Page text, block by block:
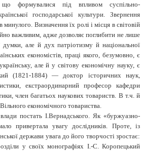
що формувалися під впливом суспільно-
господарської культури. Звернення
минулого. Визначення їх ролі і місця в світовій
важливим, адже дозволяє поглибити не лише
думки, але й дух патріотизму й національної
економістів, праці якого, безумовно, є
але й у світову економічну науку, є
(1821-1884) — доктор історичних наук,
екстраординарний професор кафедри
член багатьох наукових товариств. В т.ч. й
економічного товариства.
постать І.Вернадського. Як «буржуазно-
привертала увагу дослідників. Проте, із
держави увага до його творчості зростає:
у своїх монографіях І.-С. Коропецький